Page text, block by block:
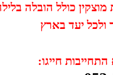
ולכל יעד בארץ
חייגו: